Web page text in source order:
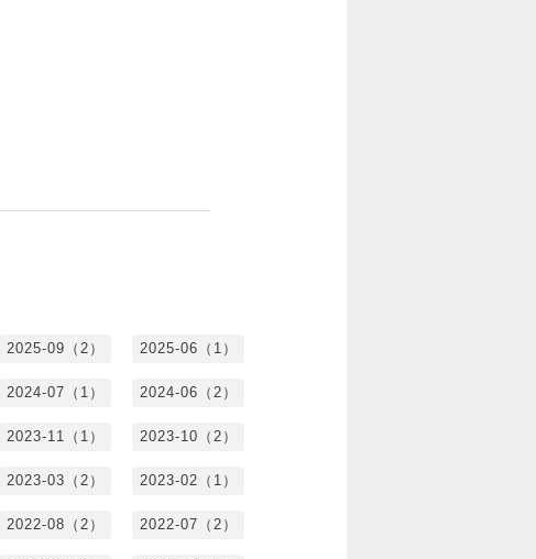
2025-09（2） 2025-06（1）
2024-07（1） 2024-06（2）
2023-11（1） 2023-10（2）
2023-03（2） 2023-02（1）
2022-08（2） 2022-07（2）